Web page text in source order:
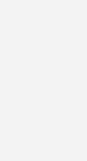
Projekt-
4 vom Januar